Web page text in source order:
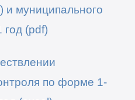
и муниципального
год(pdf)
по форме 1-